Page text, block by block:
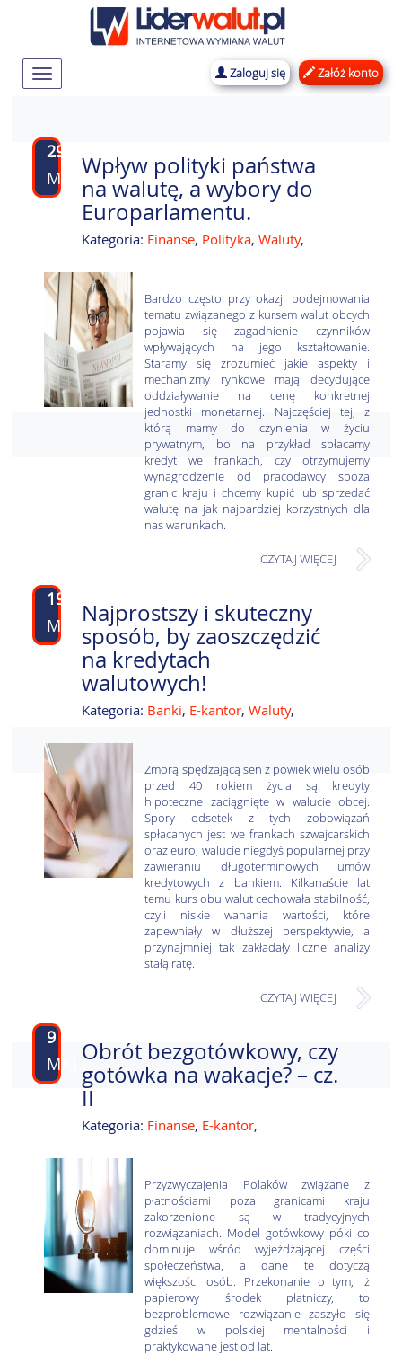
Rozwiń
nawigację
Zaloguj się Załóż konto
29
MAJ
Wpływ polityki państwa
na walutę, a wybory do
Europarlamentu.
Kategoria: Finanse, Polityka, Waluty,
Bardzo często przy okazji podejmowania
tematu związanego z kursem walut obcych
pojawia się zagadnienie czynników
wpływających na jego kształtowanie.
Staramy się zrozumieć jakie aspekty i
mechanizmy rynkowe mają decydujące
oddziaływanie na cenę konkretnej
jednostki monetarnej. Najczęściej tej, z
którą mamy do czynienia w życiu
prywatnym, bo na przykład spłacamy
kredyt we frankach, czy otrzymujemy
wynagrodzenie od pracodawcy spoza
granic kraju i chcemy kupić lub sprzedać
walutę na jak najbardziej korzystnych dla
nas warunkach.
CZYTAJ WIĘCEJ
19
MAJ
Najprostszy i skuteczny
sposób, by zaoszczędzić
na kredytach
walutowych!
Kategoria: Banki, E-kantor, Waluty,
Zmorą spędzającą sen z powiek wielu osób
przed 40 rokiem życia są kredyty
hipoteczne zaciągnięte w walucie obcej.
Spory odsetek z tych zobowiązań
spłacanych jest we frankach szwajcarskich
oraz euro, walucie niegdyś popularnej przy
zawieraniu długoterminowych umów
kredytowych z bankiem. Kilkanaście lat
temu kurs obu walut cechowała stabilność,
czyli niskie wahania wartości, które
zapewniały w dłuższej perspektywie, a
przynajmniej tak zakładały liczne analizy
stałą ratę.
CZYTAJ WIĘCEJ
9
MAJ
Obrót bezgotówkowy, czy
gotówka na wakacje? – cz.
II
Kategoria: Finanse, E-kantor,
Przyzwyczajenia Polaków związane z
płatnościami poza granicami kraju
zakorzenione są w tradycyjnych
rozwiązaniach. Model gotówkowy póki co
dominuje wśród wyjeżdżającej części
społeczeństwa, a dane te dotyczą
większości osób. Przekonanie o tym, iż
papierowy środek płatniczy, to
bezproblemowe rozwiązanie zaszyło się
gdzieś w polskiej mentalności i
praktykowane jest od lat.